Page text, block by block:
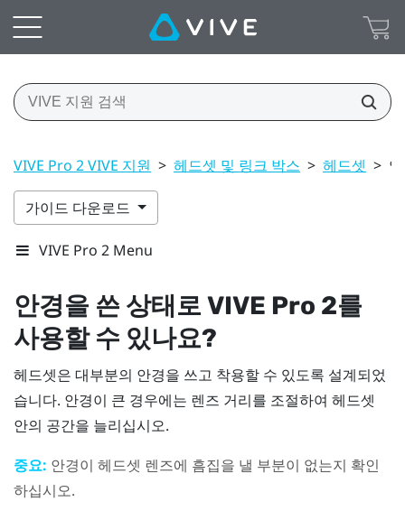
VIVE Pro 2 VIVE 지원 > 헤드셋 및 링크 박스 > 헤드셋 >
가이드 다운로드
VIVE Pro 2 Menu
안경을 쓴 상태로 VIVE Pro 2를
사용할 수 있나요?
헤드셋은 대부분의 안경을 쓰고 착용할 수 있도록 설계되었
습니다. 안경이 큰 경우에는 렌즈 거리를 조절하여 헤드셋
안의 공간을 늘리십시오.
중요: 안경이 헤드셋 렌즈에 흠집을 낼 부분이 없는지 확인
하십시오.